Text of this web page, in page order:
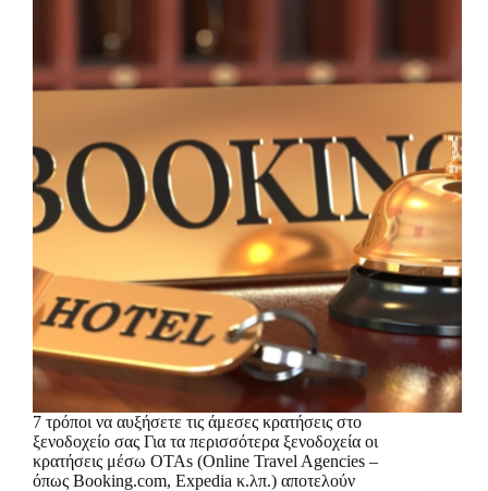
7 τρόποι να αυξήσετε τις άμεσες κρατήσεις στο
ξενοδοχείο σας Για τα περισσότερα ξενοδοχεία οι
κρατήσεις μέσω OTAs (Online Travel Agencies –
όπως Booking.com, Expedia κ.λπ.) αποτελούν